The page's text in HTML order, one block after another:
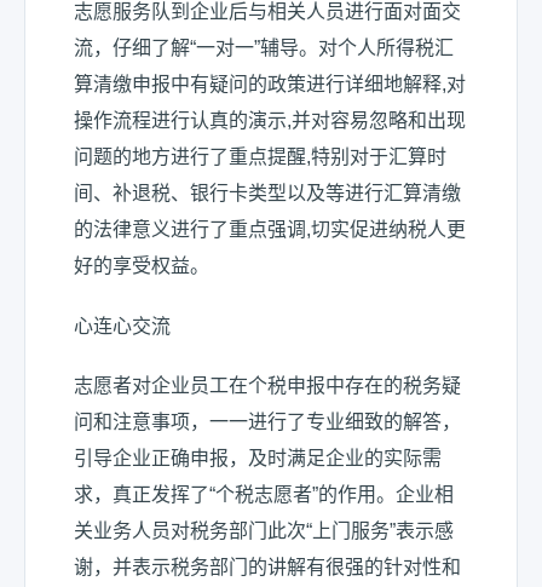
志愿服务队到企业后与相关人员进行面对面交
流，仔细了解“一对一”辅导。对个人所得税汇
算清缴申报中有疑问的政策进行详细地解释,对
操作流程进行认真的演示,并对容易忽略和出现
问题的地方进行了重点提醒,特别对于汇算时
间、补退税、银行卡类型以及等进行汇算清缴
的法律意义进行了重点强调,切实促进纳税人更
好的享受权益。
心连心交流
志愿者对企业员工在个税申报中存在的税务疑
问和注意事项，一一进行了专业细致的解答，
引导企业正确申报，及时满足企业的实际需
求，真正发挥了“个税志愿者”的作用。企业相
关业务人员对税务部门此次“上门服务”表示感
谢，并表示税务部门的讲解有很强的针对性和